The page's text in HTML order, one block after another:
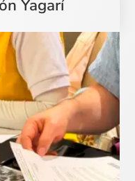
Yagarí